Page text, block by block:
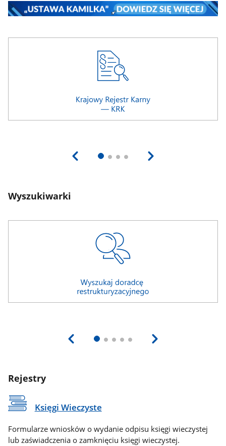
Wyszukiwarki
Rejestry
Księgi Wieczyste
Formularze wniosków o wydanie odpisu księgi wieczystej
lub zaświadczenia o zamknięciu księgi wieczystej.